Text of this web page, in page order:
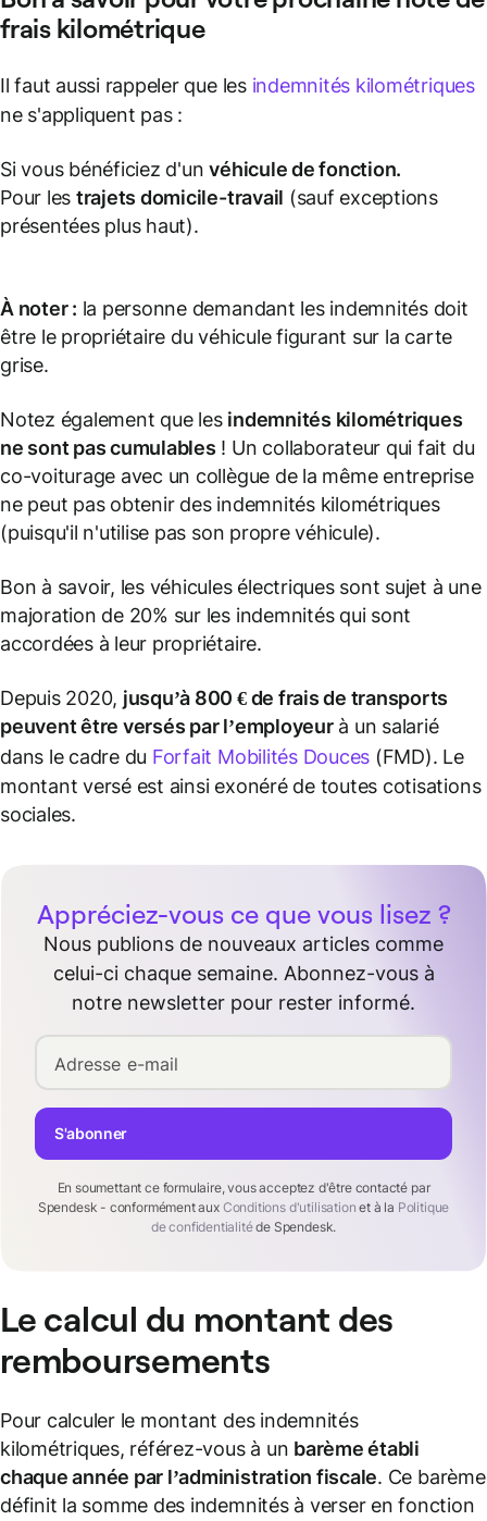
fraiskilométrique
Il faut aussi rappeler que les indemnités kilométriques
ne s'appliquent pas :
Si vous bénéficiez d'unvéhicule de fonction.
Pour les trajets domicile-travail (sauf exceptions
présentées plus haut).
À noter : la personne demandant les indemnités doit
être le propriétaire du véhicule figurant sur la carte
grise.
Notez également que les indemnités kilométriques
ne sont pas cumulables ! Un collaborateur qui fait du
co-voiturage avec un collègue de la même entreprise
ne peut pas obtenir des indemnités kilométriques
(puisqu'il n'utilise pas son propre véhicule).
Bon à savoir, les véhicules électriques sont sujet à une
majoration de 20% sur les indemnités qui sont
accordées à leur propriétaire.
Depuis 2020, jusqu’à 800 € de frais de transports
peuvent être versés par l’employeurà un salarié
dans le cadre du Forfait Mobilités Douces (FMD). Le
montant versé est ainsi exonéré de toutes cotisations
sociales.
Appréciez-vous ce que vous lisez ?
Nous publions de nouveaux articles comme
celui-ci chaque semaine. Abonnez-vous à
notre newsletter pour rester informé.
Adresse e-mail
En soumettant ce formulaire, vous acceptez d'être contacté par
Spendesk - conformément aux Conditions d'utilisation et à la Politique
de confidentialitéde Spendesk.
S'abonner
Le calcul du montant des
remboursements
Pour calculer le montant des indemnités
kilométriques, référez-vous à un barème établi
chaque année par l’administration fiscale. Ce barème
définit la somme des indemnités à verser en fonction